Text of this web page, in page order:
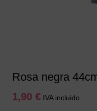
Rosa negra
1,90 € IVA incluido